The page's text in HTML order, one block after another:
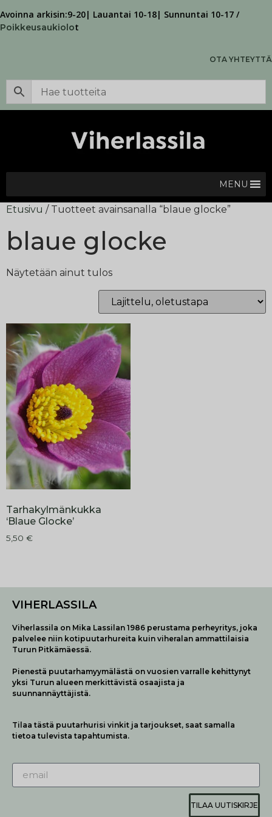
Avoinna arkisin:9-20| Lauantai 10-18| Sunnuntai 10-17 /
Poikkeusaukiolot
OTA YHTEYTTÄ
MENU
Etusivu / Tuotteet avainsanalla “blaue glocke”
blaue glocke
Näytetään ainut tulos
Tarhakylmänkukka
‘Blaue Glocke’
5,50 €
VIHERLASSILA
Viherlassila on Mika Lassilan 1986 perustama perheyritys, joka
palvelee niin kotipuutarhureita kuin viheralan ammattilaisia
Turun Pitkämäessä.
Pienestä puutarhamyymälästä on vuosien varralle kehittynyt
yksi Turun alueen merkittävistä osaajista ja
suunnannäyttäjistä.
Tilaa tästä puutarhurisi vinkit ja tarjoukset, saat samalla
tietoa tulevista tapahtumista.
TILAA UUTISKIRJE